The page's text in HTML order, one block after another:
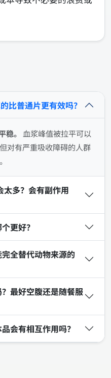
比普通片更有效吗？
。
血浆峰值被拉平可以
对有严重吸收障碍的人群
太多？会有副作用
更好？
全替代动物来源的
最好空腹还是随餐服
会有相互作用吗？